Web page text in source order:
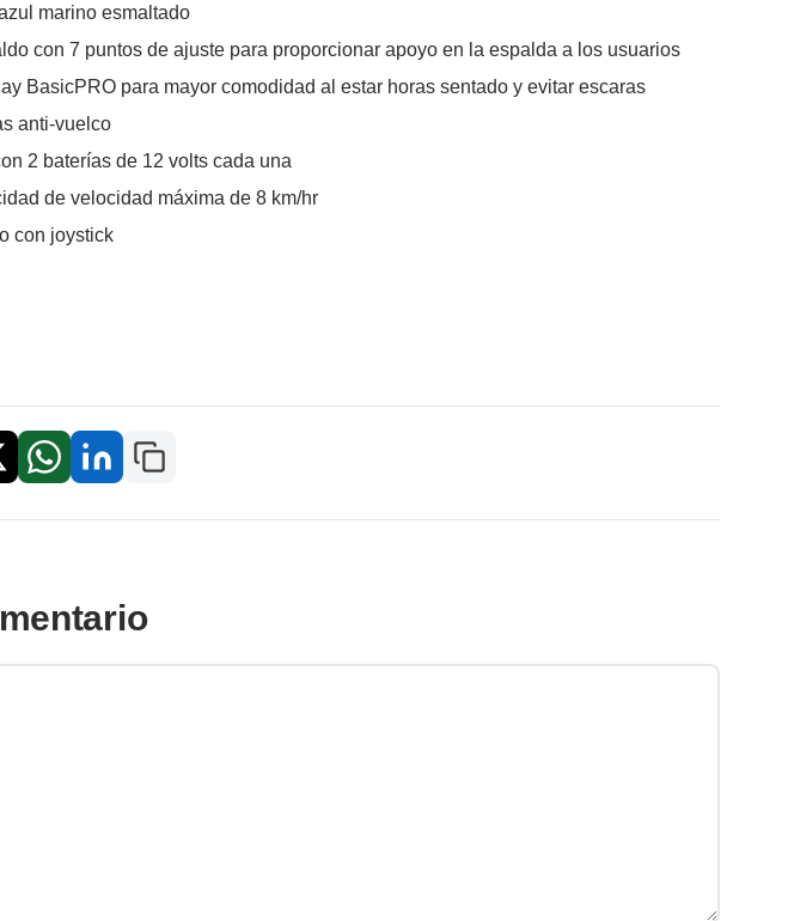
marino esmaltado
con 7 puntos de ajuste para proporcionar apoyo en la espalda a los usuarios
BasicPRO para mayor comodidad al estar horas sentado y evitar escaras
anti-vuelco
2 baterías de 12 volts cada una
de velocidad máxima de 8 km/hr
con joystick
/ TwitterWhatsAppLinkedInCopiar enlace